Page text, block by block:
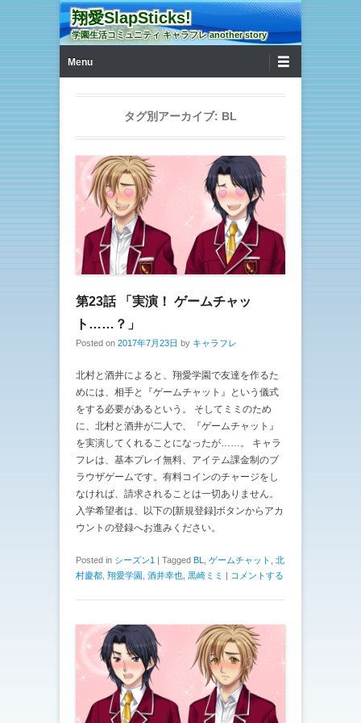
翔愛SlapSticks!
学園生活コミュニティ キャラフレ another story
Menu
タグ別アーカイブ: BL
第23話 「実演！ ゲームチャッ
ト……？」
Posted on 2017年7月23日 by キャラフレ
北村と酒井によると、翔愛学園で友達を作るた
めには、相手と『ゲームチャット』という儀式
をする必要があるという。 そしてミミのため
に、北村と酒井が二人で、『ゲームチャット』
を実演してくれることになったが……。 キャラ
フレは、基本プレイ無料、アイテム課金制のブ
ラウザゲームです。有料コインのチャージをし
なければ、請求されることは一切ありません。
入学希望者は、以下の[新規登録]ボタンからアカ
ウントの登録へお進みください。
Posted in シーズン1 | Tagged BL ゲームチャット
北
村慶都 翔愛学園 酒井幸也 黒崎ミミ | コメントする